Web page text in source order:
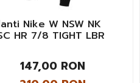
Nike W NSW NK
HR 7/8 TIGHT LBR
147,00 RON